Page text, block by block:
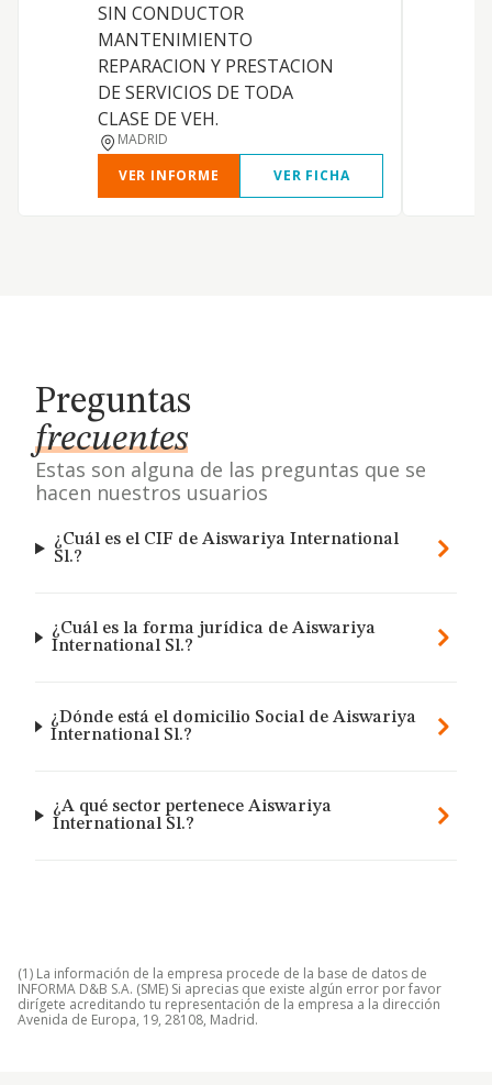
SIN CONDUCTOR
MANTENIMIENTO
REPARACION Y PRESTACION
DE SERVICIOS DE TODA
CLASE DE VEH.
MADRID
VER INFORME
VER FICHA
Preguntas
frecuentes
Estas son alguna de las preguntas que se
hacen nuestros usuarios
¿Cuál es el CIF de Aiswariya International
Sl.?
¿Cuál es la forma jurídica de Aiswariya
International Sl.?
¿Dónde está el domicilio Social de Aiswariya
International Sl.?
¿A qué sector pertenece Aiswariya
International Sl.?
(1) La información de la empresa procede de la base de datos de
INFORMA D&B S.A. (SME) Si aprecias que existe algún error por favor
dirígete acreditando tu representación de la empresa a la dirección
Avenida de Europa, 19, 28108, Madrid.